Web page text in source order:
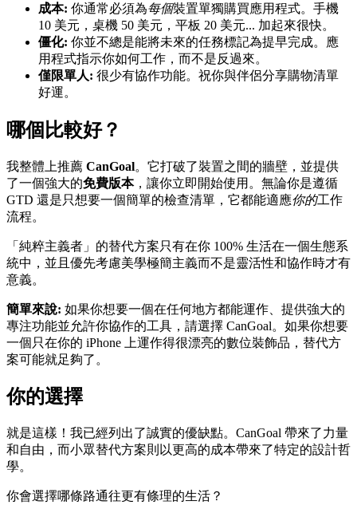
成本: 你通常必須為每個裝置單獨購買應用程式。手機
10 美元，桌機 50 美元，平板 20 美元... 加起來很快。
僵化: 你並不總是能將未來的任務標記為提早完成。應
用程式指示你如何工作，而不是反過來。
僅限單人: 很少有協作功能。祝你與伴侶分享購物清單
好運。
哪個比較好？
我整體上推薦 CanGoal。它打破了裝置之間的牆壁，並提供
了一個強大的免費版本，讓你立即開始使用。無論你是遵循
GTD 還是只想要一個簡單的檢查清單，它都能適應你的工作
流程。
「純粹主義者」的替代方案只有在你 100% 生活在一個生態系
統中，並且優先考慮美學極簡主義而不是靈活性和協作時才有
意義。
簡單來說: 如果你想要一個在任何地方都能運作、提供強大的
專注功能並允許你協作的工具，請選擇 CanGoal。如果你想要
一個只在你的 iPhone 上運作得很漂亮的數位裝飾品，替代方
案可能就足夠了。
你的選擇
就是這樣！我已經列出了誠實的優缺點。CanGoal 帶來了力量
和自由，而小眾替代方案則以更高的成本帶來了特定的設計哲
學。
你會選擇哪條路通往更有條理的生活？